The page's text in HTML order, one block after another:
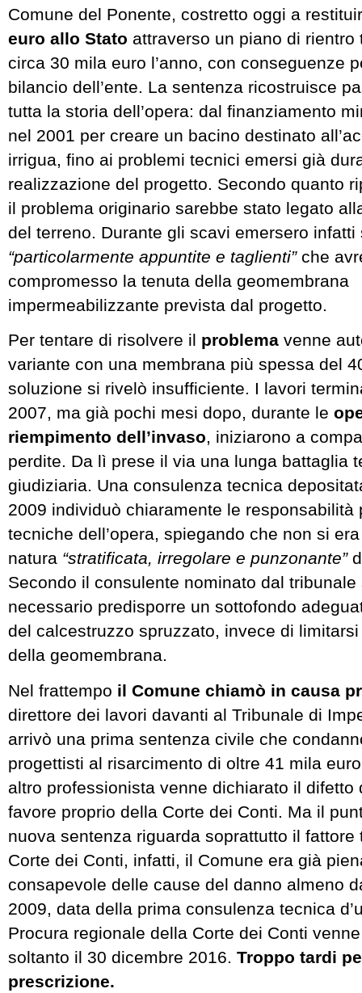
Comune del Ponente, costretto oggi a
euro allo Stato attraverso un piano di rientro
circa 30 mila euro l’anno, con conseguenze
bilancio dell’ente. La sentenza ricostruisce
tutta la storia dell’opera: dal finanziamento
nel 2001 per creare un bacino destinato
irrigua, fino ai problemi tecnici emersi già
realizzazione del progetto. Secondo quanto
il problema originario sarebbe stato legato
del terreno. Durante gli scavi emersero
“particolarmente appuntite e taglienti”che
compromesso la tenuta della geomembrana
impermeabilizzante prevista dal progetto.
Per tentare di risolvere il problema venne
variante con una membrana più spessa del
soluzione si rivelò insufficiente. I lavori
2007, ma già pochi mesi dopo, durante le
riempimento dell’invaso, iniziarono a
perdite. Da lì prese il via una lunga battaglia
giudiziaria. Una consulenza tecnica
2009 individuò chiaramente le responsabilità
tecniche dell’opera, spiegando che non si
natura “stratificata, irregolare e punzonante”
Secondo il consulente nominato dal
necessario predisporre un sottofondo
del calcestruzzo spruzzato, invece di
della geomembrana.
Nel frattempo il Comune chiamò in causa
direttore dei lavori davanti al Tribunale di
arrivò una prima sentenza civile che
progettisti al risarcimento di oltre 41 mila
altro professionista venne dichiarato il difetto
favore proprio della Corte dei Conti. Ma il
nuova sentenza riguarda soprattutto il fattore
Corte dei Conti, infatti, il Comune era già
consapevole delle cause del danno almeno
2009, data della prima consulenza tecnica
Procura regionale della Corte dei Conti
soltanto il 30 dicembre 2016. Troppo tardi
prescrizione.